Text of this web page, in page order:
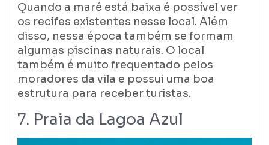
Quando a maré está baixa é possível ver
os recifes existentes nesse local. Além
disso, nessa época também se formam
algumas piscinas naturais. O local
também é muito frequentado pelos
moradores da vila e possui uma boa
estrutura para receber turistas.
7. Praia da Lagoa Azul